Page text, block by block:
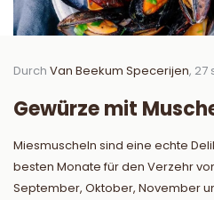
Durch Van Beekum Specerijen, 27
Gewürze mit
Miesmuscheln sind eine echte
besten Monate für den Verzehr
September, Oktober, November